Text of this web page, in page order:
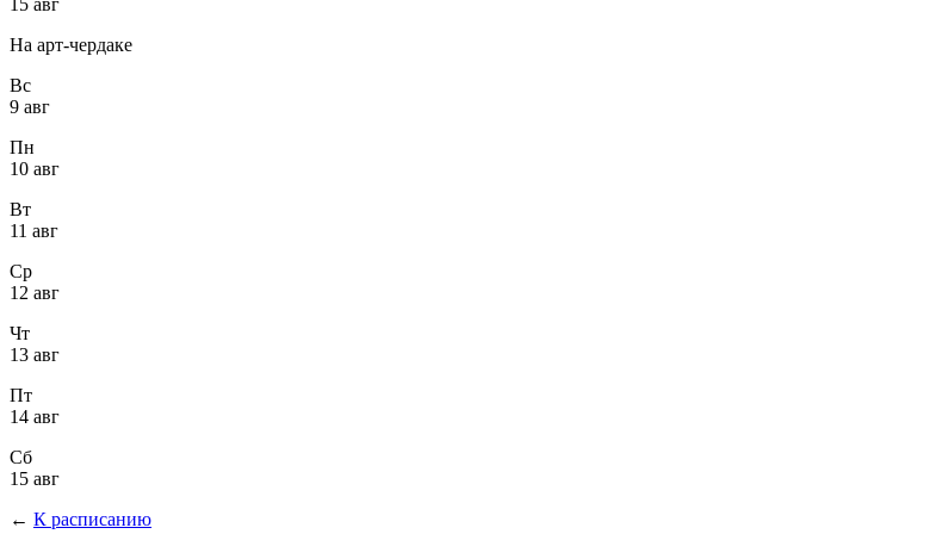
На арт-чердаке
Вс
9 авг
Пн
10 авг
Вт
11 авг
Ср
12 авг
Чт
13 авг
Пт
14 авг
Сб
15 авг
← К расписанию